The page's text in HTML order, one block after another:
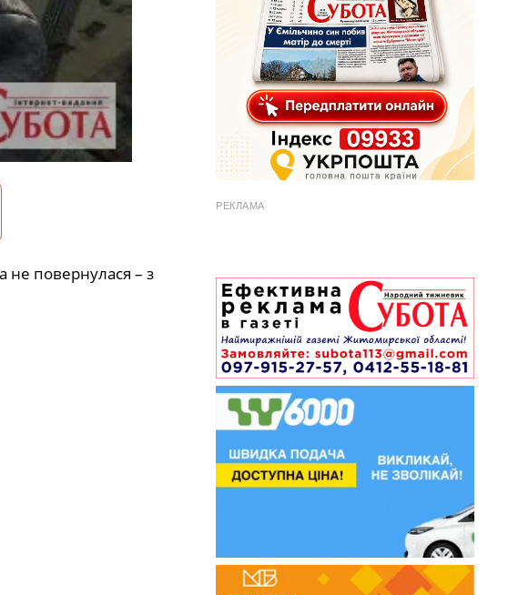
не повернулася – з
РЕКЛАМА